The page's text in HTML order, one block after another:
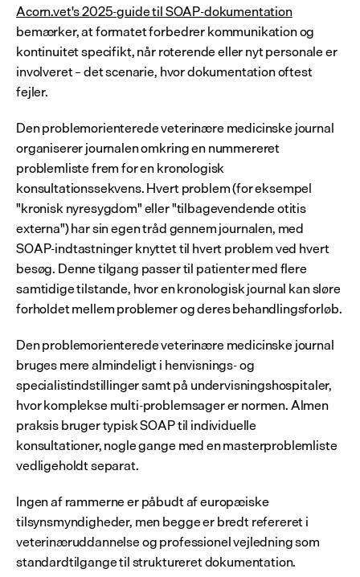
Acorn.vet's 2025-guide til SOAP-dokumentation
bemærker, at formatet forbedrer kommunikation og
kontinuitet specifikt, når roterende eller nyt personale er
involveret – det scenarie, hvor dokumentation oftest
fejler.
Den problemorienterede veterinære medicinske journal
organiserer journalen omkring en nummereret
problemliste frem for en kronologisk
konsultationssekvens. Hvert problem (for eksempel
"kronisk nyresygdom" eller "tilbagevendende otitis
externa") har sin egen tråd gennem journalen, med
SOAP-indtastninger knyttet til hvert problem ved hvert
besøg. Denne tilgang passer til patienter med flere
samtidige tilstande, hvor en kronologisk journal kan sløre
forholdet mellem problemer og deres behandlingsforløb.
Den problemorienterede veterinære medicinske journal
bruges mere almindeligt i henvisnings- og
specialistindstillinger samt på undervisningshospitaler,
hvor komplekse multi-problemsager er normen. Almen
praksis bruger typisk SOAP til individuelle
konsultationer, nogle gange med en masterproblemliste
vedligeholdt separat.
Ingen af rammerne er påbudt af europæiske
tilsynsmyndigheder, men begge er bredt refereret i
veterinæruddannelse og professionel vejledning som
standardtilgange til struktureret dokumentation.